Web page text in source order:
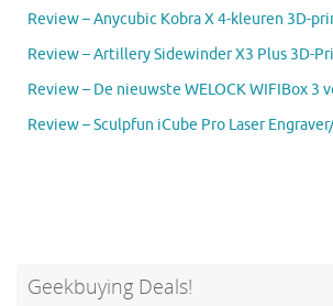
Review – Anycubic Kobra X 4-kleuren 3D-
Review – Artillery Sidewinder X3 Plus 3D-
Review – De nieuwste WELOCK WIFIBox 3
Review – Sculpfun iCube Pro Laser
Geekbuying Deals!